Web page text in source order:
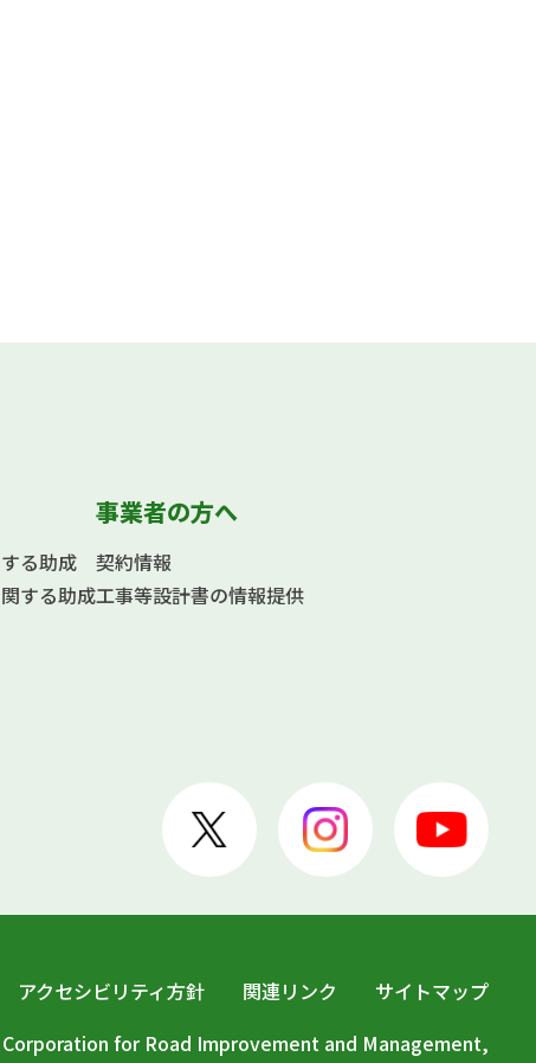
る助成
する助成
事業者の方へ
契約情報
工事等設計書の情報提供
アクセシビリティ方針 関連リンク
サイトマップ
for Road Improvement and Management,